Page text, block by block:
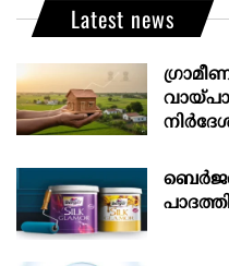
Latest news